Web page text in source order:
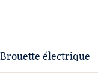
Brouette électrique